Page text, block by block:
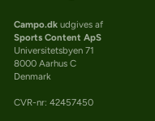
Campo.dkudgives af
Sports Content ApS
Universitetsbyen 71
8000 Aarhus C
Denmark
CVR-nr: 42457450